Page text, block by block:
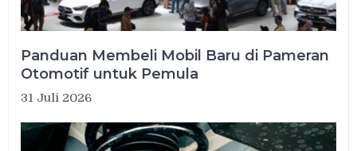
Panduan Membeli Mobil Baru di Pameran
Otomotif untuk Pemula
31 Juli 2026